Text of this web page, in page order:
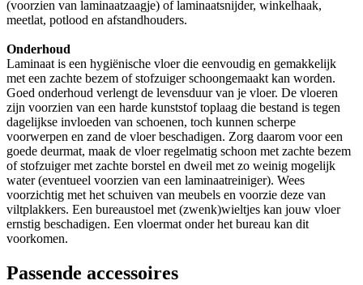
(voorzien van laminaatzaagje) of laminaatsnijder, winkelhaak,
meetlat, potlood en afstandhouders.
Onderhoud
Laminaat is een hygiënische vloer die eenvoudig en gemakkelijk
met een zachte bezem of stofzuiger schoongemaakt kan worden.
Goed onderhoud verlengt de levensduur van je vloer. De vloeren
zijn voorzien van een harde kunststof toplaag die bestand is tegen
dagelijkse invloeden van schoenen, toch kunnen scherpe
voorwerpen en zand de vloer beschadigen. Zorg daarom voor een
goede deurmat, maak de vloer regelmatig schoon met zachte bezem
of stofzuiger met zachte borstel en dweil met zo weinig mogelijk
water (eventueel voorzien van een laminaatreiniger). Wees
voorzichtig met het schuiven van meubels en voorzie deze van
viltplakkers. Een bureaustoel met (zwenk)wieltjes kan jouw vloer
ernstig beschadigen. Een vloermat onder het bureau kan dit
voorkomen.
Passende accessoires